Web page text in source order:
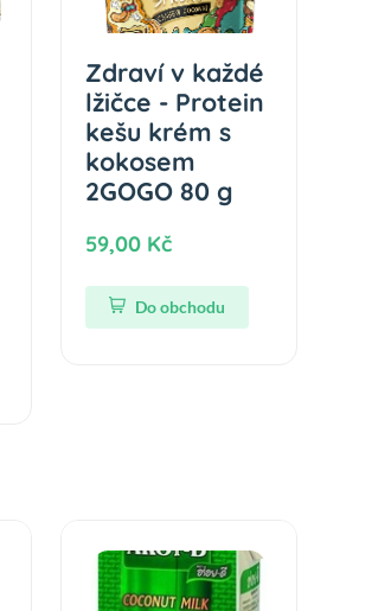
Zdraví v každé
lžičce - Protein
kešu krém s
kokosem
2GOGO 80 g
59,00 Kč
Do obchodu